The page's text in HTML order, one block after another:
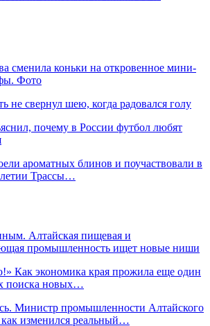
сменила коньки на откровенное мини-
Фото
не свернул шею, когда радовался голу
почему в России футбол любят
ароматных блинов и поучаствовали в
летии Трассы…
Алтайская пищевая и
промышленность ищет новые ниши
Как экономика края прожила еще один
поиска новых…
Министр промышленности Алтайского
изменился реальный…